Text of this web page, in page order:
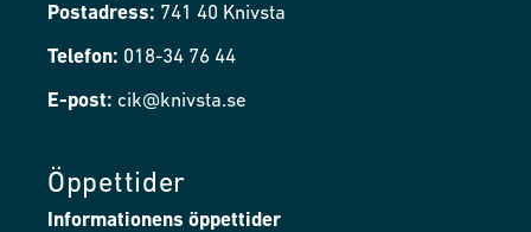
Postadress: 741 40 Knivsta
Telefon: 018-34 76 44
E-post: cik@knivsta.se
Öppettider
Informationens öppettider